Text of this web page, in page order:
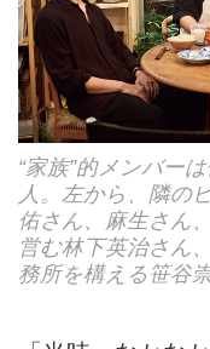
“家族”的メンバー
人。左から、隣の
佑さん、麻生さん
営む林下英治さん
務所を構える笹谷